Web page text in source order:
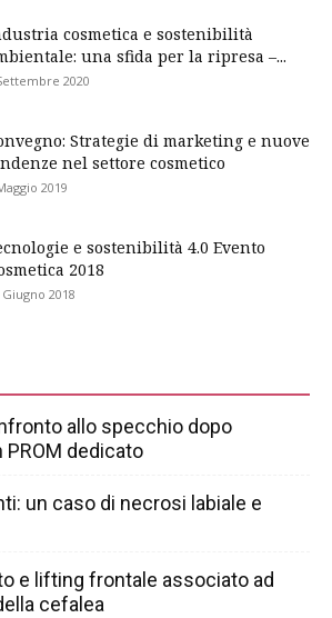
cosmetica e sostenibilità
una sfida per la ripresa –...
2020
Strategie di marketing e nuove
nel settore cosmetico
2019
e sostenibilità 4.0 Evento
2018
Giugno 2018
allo specchio dopo
dedicato
un caso di necrosi labiale e
e lifting frontale associato ad
cefalea